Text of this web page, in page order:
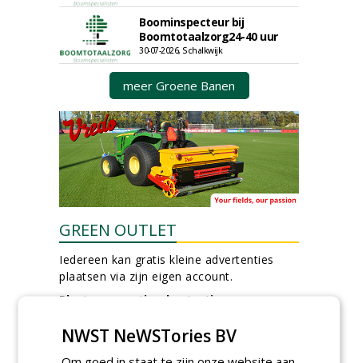
Boominspecteur bij
Boomtotaalzorg24-40 uur
30-07-2026, Schalkwijk
meer Groene Banen
GREEN OUTLET
Iedereen kan gratis kleine advertenties
plaatsen via zijn eigen account.
Plaats een gratis advertentie
NWST NeWSTories BV